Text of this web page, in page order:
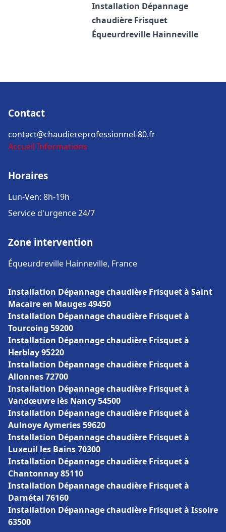
Installation Dépannage
chaudière Frisquet
Équeurdreville Hainneville
Contact
contact@chaudiereprofessionnel-80.fr
Accueil Informations
Horaires
Lun-Ven: 8h-19h
Service d'urgence 24/7
Zone intervention
Équeurdreville Hainneville, France
Installation Dépannage chaudière Frisquet à Saint
Macaire en Mauges 49450
Installation Dépannage chaudière Frisquet à
Tourcoing 59200
Installation Dépannage chaudière Frisquet à
Herblay 95220
Installation Dépannage chaudière Frisquet à
Allonnes 72700
Installation Dépannage chaudière Frisquet à
Vandœuvre lès Nancy 54500
Installation Dépannage chaudière Frisquet à
Aulnoye Aymeries 59620
Installation Dépannage chaudière Frisquet à
Luxeuil les Bains 70300
Installation Dépannage chaudière Frisquet à
Chantonnay 85110
Installation Dépannage chaudière Frisquet à
Darnétal 76160
Installation Dépannage chaudière Frisquet à Issoire
63500